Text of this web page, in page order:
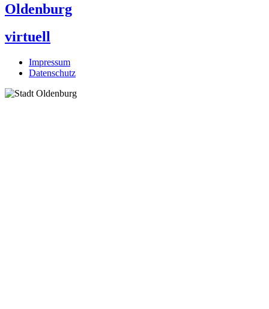
Oldenburg
virtuell
Impressum
Datenschutz